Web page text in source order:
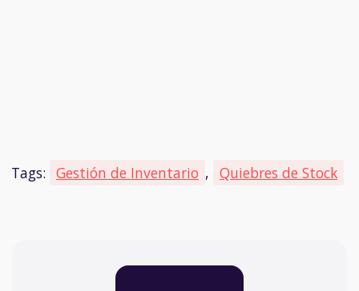
Tags: Gestión de Inventario , Quiebres de Stock